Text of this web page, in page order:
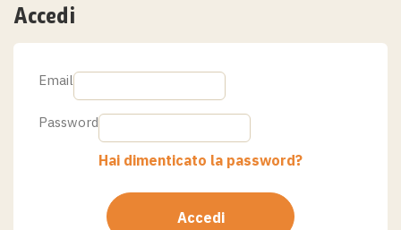
Accedi
Email
Password
Hai dimenticato la password?
Accedi